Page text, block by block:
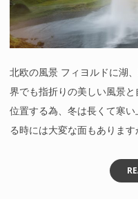
北欧の風景 フィヨルドに湖
界でも指折りの美しい風景
位置する為、冬は長くて寒
る時には大変な面もありま